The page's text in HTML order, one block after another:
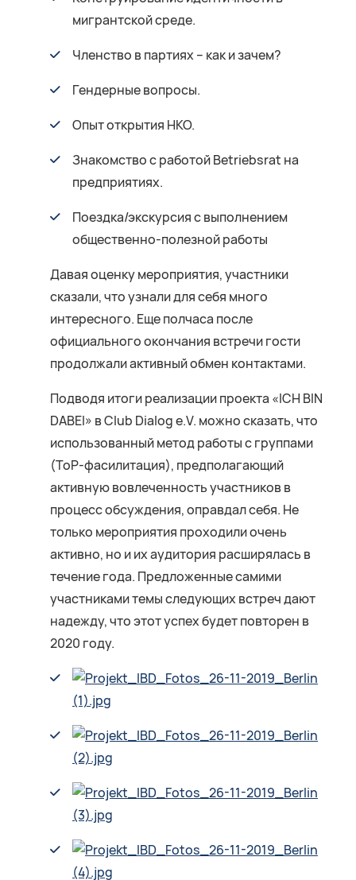
мигрантской среде.
Членство в партиях – как и зачем?
Гендерные вопросы.
Опыт открытия НКО.
Знакомство с работой Betriebsrat на
предприятиях.
Поездка/экскурсия с выполнением
общественно-полезной работы
Давая оценку мероприятия, участники
сказали, что узнали для себя много
интересного. Еще полчаса после
официального окончания встречи гости
продолжали активный обмен контактами.
Подводя итоги реализации проекта «ICH BIN
DABEI» в Club Dialog e.V. можно сказать, что
использованный метод работы с группами
(ToP-фасилитация), предполагающий
активную вовлеченность участников в
процесс обсуждения, оправдал себя. Не
только мероприятия проходили очень
активно, но и их аудитория расширялась в
течение года. Предложенные самими
участниками темы следующих встреч дают
надежду, что этот успех будет повторен в
2020 году.